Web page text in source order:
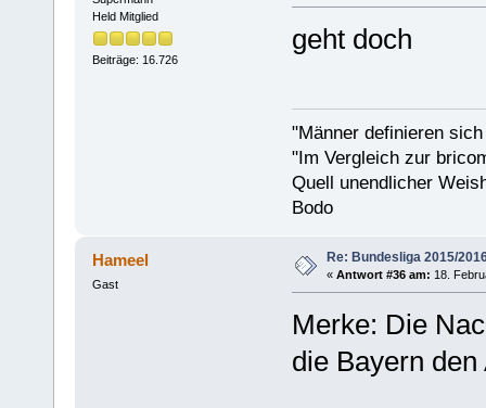
Held Mitglied
Beiträge: 16.726
geht doch
"Männer definieren
"Im Vergleich zur
Quell unendlicher
Bodo
Hameel
Gast
Re: Bundesliga 2015/
« Antwort #36 am: 18.
Merke: Die
die Bayern